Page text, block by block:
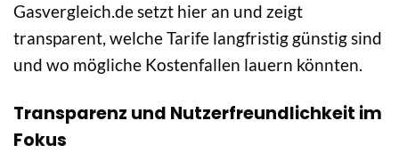
Gasvergleich.de setzt hier an und zeigt
transparent, welche Tarife langfristig günstig sind
und wo mögliche Kostenfallen lauern könnten.
Transparenz und Nutzerfreundlichkeit im
Fokus